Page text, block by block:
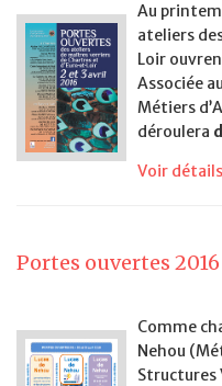
Au
ateliers
Loir
Associée
Métiers
déroulera
Voir détails
Portes ouvertes
Comme
Nehou
Structures